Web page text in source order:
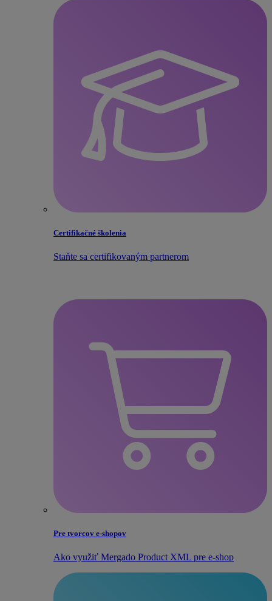
Certifikačné školenia
Staňte sa certifikovaným partnerom
Pre tvorcov e‑shopov
Ako využiť Mergado Product XML pre e‑shop